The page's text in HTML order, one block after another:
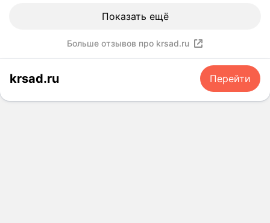
Показать ещё
Больше отзывов про krsad.ru
krsad.ru Перейти